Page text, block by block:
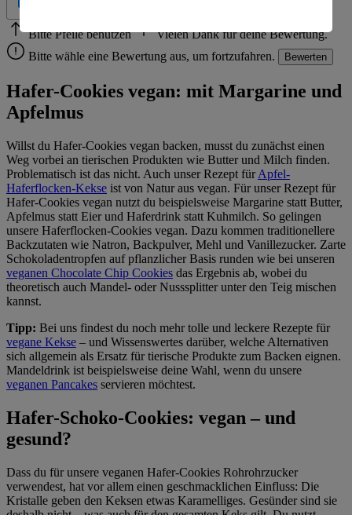
Bitte Pfeile benutzen
Vielen Dank für deine Bewertung.
Bitte wähle eine Bewertung aus, um fortzufahren.
Bewerten
Hafer-Cookies vegan: mit Margarine und
Apfelmus
Willst du Hafer-Cookies vegan backen, musst du zunächst einen
Weg vorbei an tierischen Produkten wie Butter und Milch finden.
Problematisch ist das nicht. Auch unser Rezept fürApfel-
Haferflocken-Kekse ist von Natur aus vegan. Für unser Rezept für
Hafer-Cookies vegan nutzt du beispielsweise Margarine statt Butter,
Apfelmus statt Eier und Haferdrink statt Kuhmilch. So gelingen
unsere Haferflocken-Cookies vegan. Dazu kommen traditionellere
Backzutaten wie Natron, Backpulver, Mehl und Vanillezucker. Zarte
Schokoladentropfen auf pflanzlicher Basis runden wie bei unseren
veganen Chocolate Chip Cookies das Ergebnis ab, wobei du
theoretisch auch Mandel- oder Nusssplitter unter den Teig mischen
kannst.
Tipp: Bei uns findest du noch mehr tolle und leckere Rezepte für
vegane Kekse – und Wissenswertes darüber, welche Alternativen
sich allgemein als Ersatz für tierische Produkte zum Backen eignen.
Mandeldrink ist beispielsweise deine Wahl, wenn du unsere
veganen Pancakes servieren möchtest.
Hafer-Schoko-Cookies: vegan – und
gesund?
Dass du für unsere veganen Hafer-Cookies Rohrohrzucker
verwendest, hat vor allem einen geschmacklichen Einfluss: Die
Kristalle geben den Keksen etwas Karamelliges. Gesünder sind sie
Informationen zum Herausgeber der Seite findest du
im
Impressum